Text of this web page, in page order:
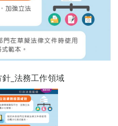
_法務工作領域